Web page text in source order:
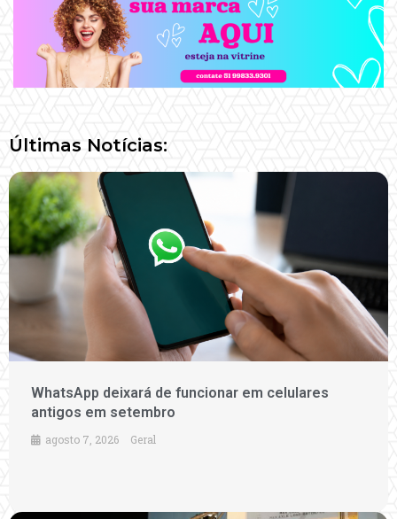
Últimas Notícias:
WhatsApp deixará de funcionar em celulares
antigos em setembro
agosto 7, 2026 Geral